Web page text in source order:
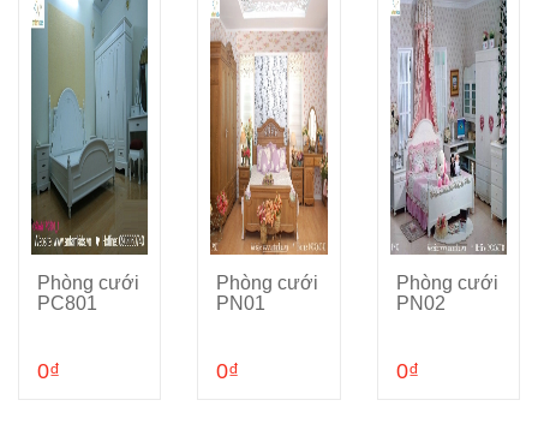
Cho vào giỏ hàng
Phòng cưới
PC801
0₫
Cho vào giỏ hàng
Phòng cưới
PN01
0₫
Cho vào giỏ hàng
Phòng cưới
PN02
0₫